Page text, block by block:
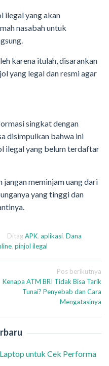
ilegal yang akan
nasabah untuk
karena itulah, disarankan
yang legal dan resmi agar
singkat dengan
disimpulkan bahwa ini
ilegal yang belum terdaftar
jangan meminjam uang dari
yang tinggi dan
DitagAPK, aplikasi, Dana
, pinjol ilegal
Pos berikutnya
Kenapa ATM BRI Tidak Bisa Tarik
Tunai? Penyebab dan Cara
Mengatasinya
untuk Cek Performa